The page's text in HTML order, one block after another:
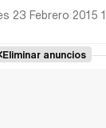
23 Febrero 2015
Eliminar anuncios